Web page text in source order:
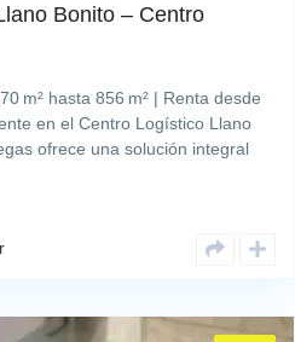
Bonito – Centro
m² hasta 856 m² | Renta desde
en el Centro Logístico Llano
ofrece una solución integral
seguridad y
Alquiler de Galeras en Llano